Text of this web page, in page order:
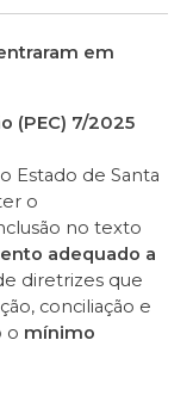
em
(PEC) 7/2025
Estado de Santa
o
no texto
adequado a
diretrizes que
conciliação e
o mínimo